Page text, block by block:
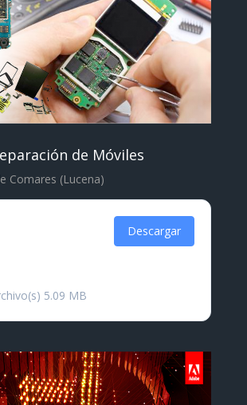
de Móviles
Comares (Lucena)
5.09 MB
Descargar